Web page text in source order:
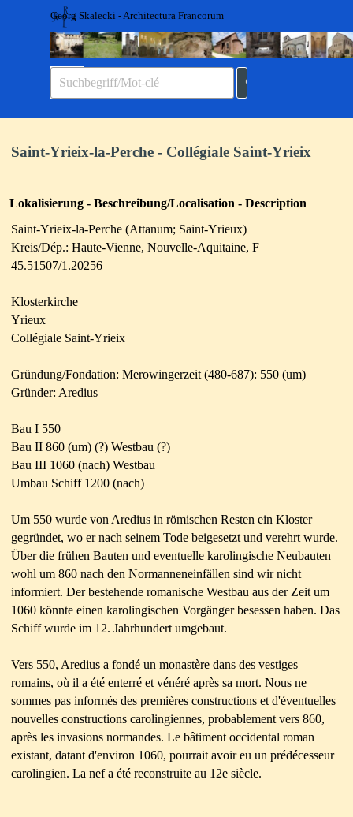
Direkt zum Seiteninhalt
Georg Skalecki - Architectura Francorum
Saint-Yrieix-la-Perche - Collégiale Saint-Yrieix
Lokalisierung - Beschreibung/Localisation - Description
Saint-Yrieix-la-Perche (Attanum; Saint-Yrieux)
Kreis/Dép.: Haute-Vienne, Nouvelle-Aquitaine, F
45.51507/1.20256
Klosterkirche
Yrieux
Collégiale Saint-Yrieix
Gründung/Fondation: Merowingerzeit (480-687): 550 (um)
Gründer: Aredius
Bau I 550
Bau II 860 (um) (?) Westbau (?)
Bau III 1060 (nach) Westbau
Umbau Schiff 1200 (nach)
Um 550 wurde von Aredius in römischen Resten ein Kloster
gegründet, wo er nach seinem Tode beigesetzt und verehrt wurde.
Über die frühen Bauten und eventuelle karolingische Neubauten
wohl um 860 nach den Normanneneinfällen sind wir nicht
informiert. Der bestehende romanische Westbau aus der Zeit um
1060 könnte einen karolingischen Vorgänger besessen haben. Das
Schiff wurde im 12. Jahrhundert umgebaut.
Vers 550, Aredius a fondé un monastère dans des vestiges
romains, où il a été enterré et vénéré après sa mort. Nous ne
sommes pas informés des premières constructions et d'éventuelles
nouvelles constructions carolingiennes, probablement vers 860,
après les invasions normandes. Le bâtiment occidental roman
existant, datant d'environ 1060, pourrait avoir eu un prédécesseur
carolingien. La nef a été reconstruite au 12e siècle.